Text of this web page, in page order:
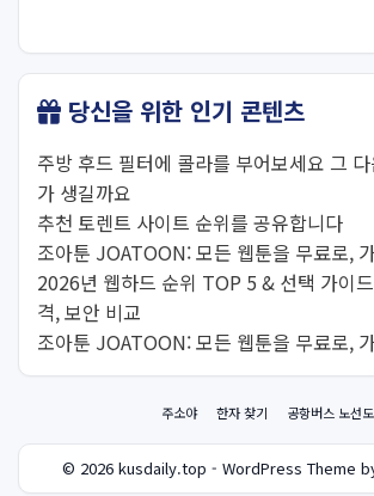
당신을 위한 인기 콘텐츠
주방 후드 필터에 콜라를 부어보세요 그
가 생길까요
추천 토렌트 사이트 순위를 공유합니다
조아툰 JOATOON: 모든 웹툰을 무료로,
2026년 웹하드 순위 TOP 5 & 선택 가이
격, 보안 비교
조아툰 JOATOON: 모든 웹툰을 무료로,
주소야 한자 찾기 공항버스 노선도
© 2026 kusdaily.top - WordPress Theme